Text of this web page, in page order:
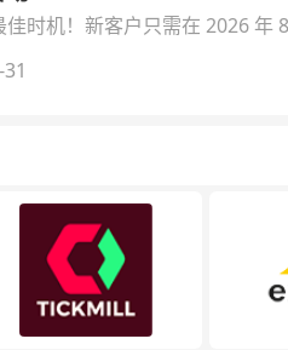
时机！新客户只需在 2026 年